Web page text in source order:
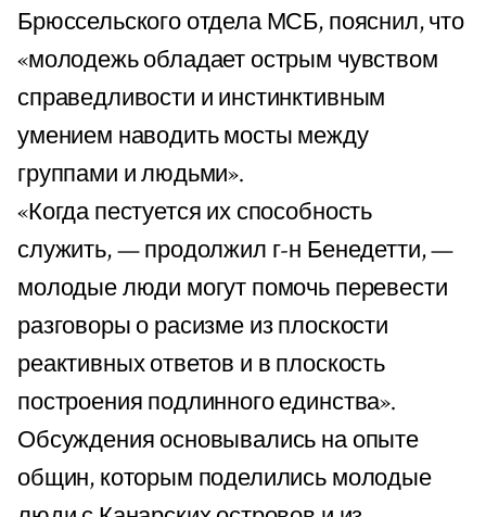
Брюссельского отдела МСБ, пояснил, что
«молодежь обладает острым чувством
справедливости и инстинктивным
умением наводить мосты между
группами и людьми».
«Когда пестуется их способность
служить, — продолжил г-н Бенедетти, —
молодые люди могут помочь перевести
разговоры о расизме из плоскости
реактивных ответов и в плоскость
построения подлинного единства».
Обсуждения основывались на опыте
общин, которым поделились молодые